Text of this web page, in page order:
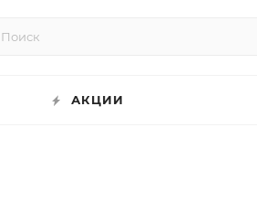
АКЦИИ